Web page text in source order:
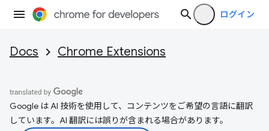
ログイン
Docs Chrome Extensions
Google は AI 技術を使用して、コンテンツをご希望の言語に翻訳
しています。AI 翻訳には誤りが含まれる場合があります。